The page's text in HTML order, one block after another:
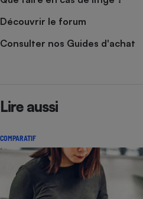
Découvrir le forum
Consulter nos Guides d'achat
Lire aussi
COMPARATIF